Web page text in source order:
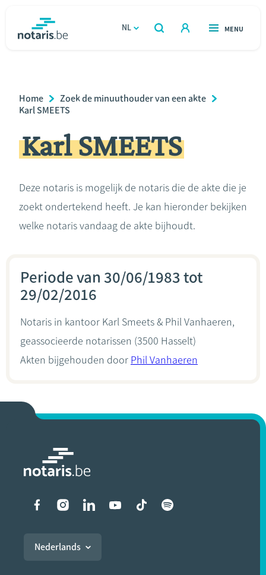
gaan
NL
OPEN
ZOEKEN
OPEN
MENU
Relatie & samenleven
Erven & schenken
Over de notaris
Breadcrumb
Home
Zoek de minuuthouder van een akte
Karl SMEETS
Karl SMEETS
Deze notaris is mogelijk de notaris die de akte die je
zoekt ondertekend heeft. Je kan hieronder bekijken
welke notaris vandaag de akte bijhoudt.
Periode van 30/06/1983 tot
29/02/2016
Notaris in kantoor Karl Smeets & Phil Vanhaeren,
geassocieerde notarissen (3500 Hasselt)
Akten bijgehouden door Phil Vanhaeren
Liens vers les réseaux
Nederlands